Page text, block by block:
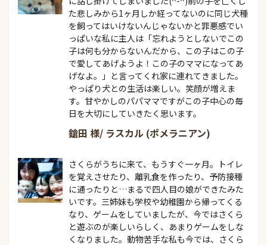
た悲しみから1ヶ月しか経ってないのに同じ犬種
を飼ってはいけないんじゃないかと罪悪感でい
っぱいな私に主人は「忘れようとしないでこの
子は何も分からないんだから、この子はこの子
で愛してあげようよ！この子のママになってあ
げなよ。」と言ってくれ家に連れてきました。
やっぱり犬との生活は楽しい。笑顔が増えま
す。甘やかしのパパママですがこの子中心の毎
日を大切にしていきたく思います。
鎗田 様/ ラスカル (ポメラニアン)
さくらがうちに来て、もうすぐ一ヶ月。トイレ
を覚えさせたり、離乳食を作ったり、予防接種
に通ったりと…まるで四人目の娘ができたみた
いです。三姉妹も学校や幼稚園から帰ってくる
なり、ゲームをしていましたが、今ではさくら
と遊ぶのが楽しいらしく、あまりゲームをしな
くなりました。動物苦手な私も今では、さくら